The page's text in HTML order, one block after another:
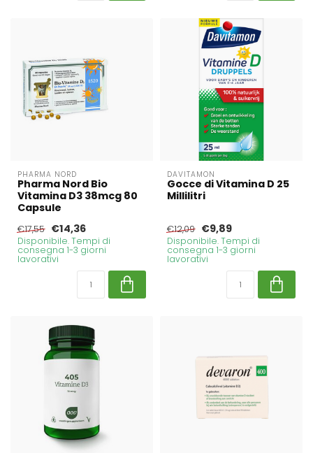
PHARMA NORD
Pharma Nord Bio
Vitamina D3 38mcg 80
Capsule
€17,55 €14,36
Disponibile. Tempi di
consegna 1-3 giorni
lavorativi
DAVITAMON
Gocce di Vitamina D 25
Millilitri
€12,09 €9,89
Disponibile. Tempi di
consegna 1-3 giorni
lavorativi